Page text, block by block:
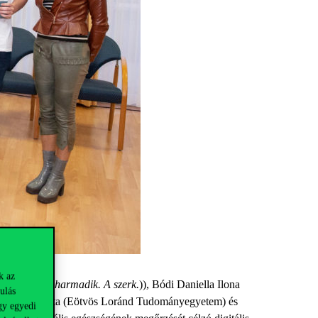
az
egyedi
balról a harmadik. A szerk.)), Bódi Daniella Ilona
Mayer Kata (Eötvös Loránd Tudományegyetem) és